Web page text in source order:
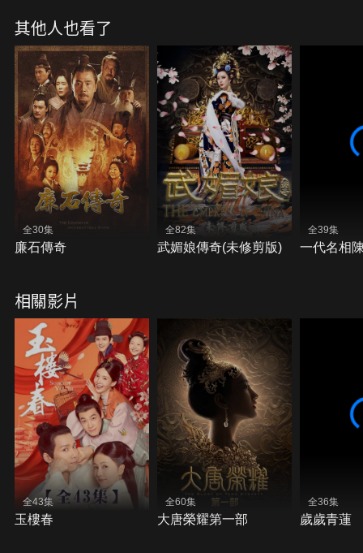
其他人也看了
全30集
廉石傳奇
全82集
武媚娘傳奇(未修剪版)
全39集
一代名相
相關影片
全43集
玉樓春
全60集
大唐榮耀第一部
全36集
歲歲青蓮